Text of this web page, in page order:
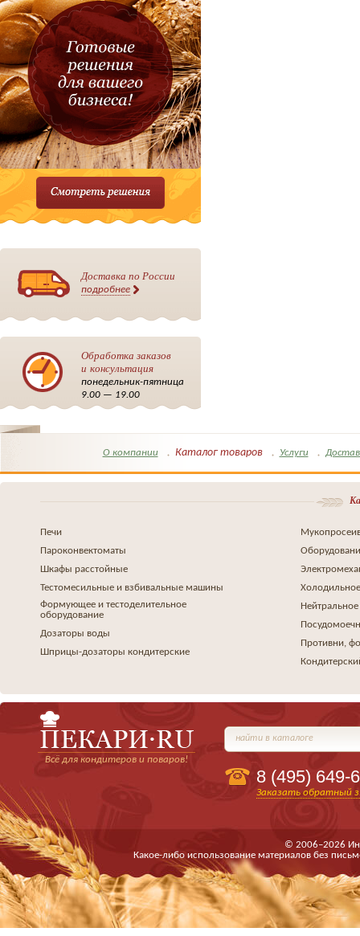
Доставка по России
подробнее
Обработка заказов
и консультация
понедельник-пятница
9.00 — 19.00
О компании Каталог товаров Услуги
Печи
Пароконвектоматы
Шкафы расстойные
Тестомесильные и взбивальные машины
Формующее и тестоделительное
оборудование
Дозаторы воды
Шприцы-дозаторы кондитерские
Противни,
Всё для кондитеров и поваров!
найти в каталоге
8 (495) 649-
Заказать обратный
© 2006–2026
Какое-либо использование материалов без